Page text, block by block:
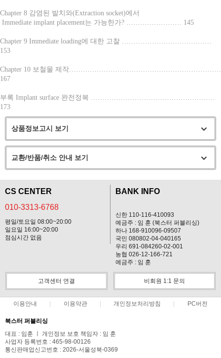
Chapter 8 감염된 발치와(Extraction socket)에서
Immediate implant placement는 가능한가? …………………… 145
Chapter 9 Immediate loading에 대한 고찰 …………………………………
153
Chapter 10 보철물 제작…………………………………………………………
167
부록 Implant surface 완전정복 ………………………………………………
173
상품정보고시 보기
교환/반품/취소 안내 보기
CS CENTER
010-3313-6768
평일/토요일 08:00~20:00
일요일 16:00~20:00
점심시간 없음
BANK INFO
신한 110-116-410093
예금주 : 임 훈 (북스터 퍼블리싱)
하나 168-910096-09507
국민 080802-04-040165
우리 691-084260-02-001
농협 026-12-166-721
예금주 : 임 훈
고객센터 연결 비회원 1:1 문의
이용안내 이용약관 개인정보처리방침 PC버전
북스터 퍼블리싱
대표 : 임훈 ㅣ 개인정보 보호 책임자 : 임 훈
사업자 등록번호 : 465-98-00126
통신판매업신고번호 : 2026-서울성북-0369